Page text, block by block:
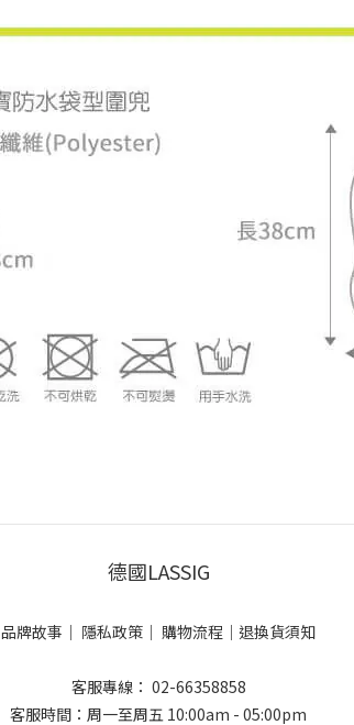
德國LASSIG
品牌故事 ｜ 隱私政策 ｜ 購物流程 ｜ 退換貨須知
客服專線： 02-66358858
客服時間：周一至周五 10:00am - 05:00pm